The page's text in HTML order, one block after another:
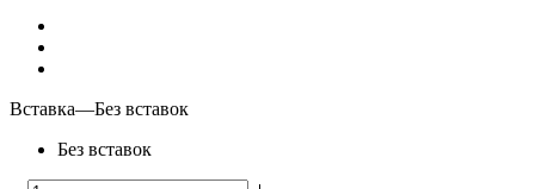
Вставка—Без вставок
Без вставок